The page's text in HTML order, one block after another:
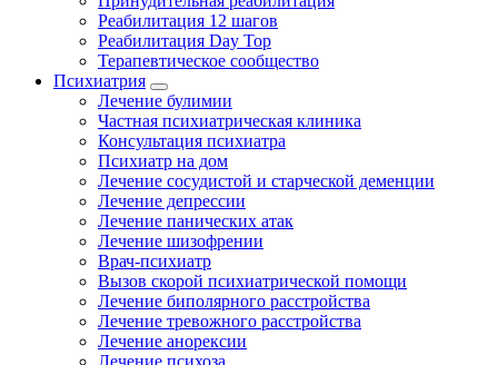
Реабилитация 12 шагов
Реабилитация Day Top
Терапевтическое сообщество
Психиатрия
Лечение булимии
Частная психиатрическая клиника
Консультация психиатра
Психиатр на дом
Лечение сосудистой и старческой деменции
Лечение депрессии
Лечение панических атак
Лечение шизофрении
Врач-психиатр
Вызов скорой психиатрической помощи
Лечение биполярного расстройства
Лечение тревожного расстройства
Лечение анорексии
Лечение психоза